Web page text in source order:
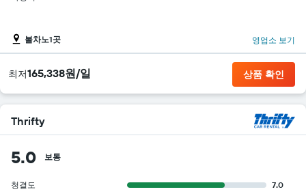
볼차노1곳 영업소 보기
​최저165,338원/일 상품 확인
Thrifty
5.0 보통
청결도
7.0